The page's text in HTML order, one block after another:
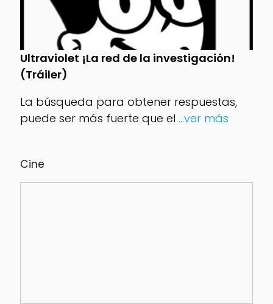
Cine
Ultraviolet ¡La red de la investigación!
(Tráiler)
La búsqueda para obtener respuestas,
puede ser más fuerte que el ...ver más